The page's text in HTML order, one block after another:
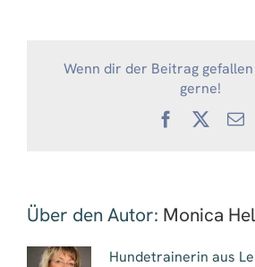
Wenn dir der Beitrag
gerne!
FacebookE-
Über den Autor: Monica
Hundetrainerin aus